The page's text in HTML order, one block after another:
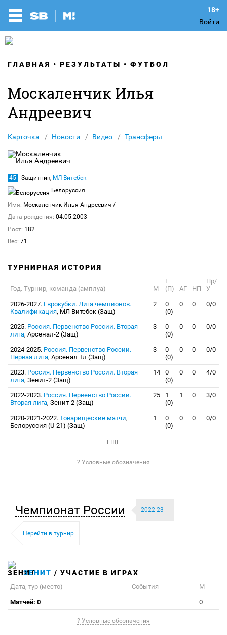
Войти
ГЛАВНАЯ РЕЗУЛЬТАТЫ ФУТБОЛ
Москаленчик Илья
Андреевич
Карточка Новости Видео Трансферы
45 Защитник, МЛ Витебск
Белоруссия
Имя: Москаленчик Илья Андреевич /
Дата рождения: 04.05.2003
Рост: 182
Вес: 71
ТУРНИРНАЯ ИСТОРИЯ
Год. Турнир, команда (амплуа) М
Г
(П)
АГ НП
Пр/
У
2026-2027. Еврокубки. Лига чемпионов.
Квалификация, МЛ Витебск (Защ)
2
0
(0)
0 0 0/0
2025. Россия. Первенство России. Вторая
лига, Арсенал-2 (Защ)
3
0
(0)
0 0 0/0
2024-2025. Россия. Первенство России.
Первая лига, Арсенал Тл (Защ)
3
0
(0)
0 0 0/0
2023. Россия. Первенство России. Вторая
лига, Зенит-2 (Защ)
14
0
(0)
0 0 4/0
2022-2023. Россия. Первенство России.
Вторая лига, Зенит-2 (Защ)
25
1
(0)
1 0 3/0
2020-2021-2022. Товарищеские матчи,
Белоруссия (U-21) (Защ)
1
0
(0)
0 0 0/0
ЕЩЕ
? Условные обозначения
Чемпионат России 2022-23
Перейти в турнир
ЗЕНИТ / УЧАСТИЕ В ИГРАХ
Дата, тур (место) События
М
Матчей: 0
0
? Условные обозначения